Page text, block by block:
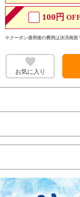
100円
※クーポン適用後の費用は決済画面
お気に入り